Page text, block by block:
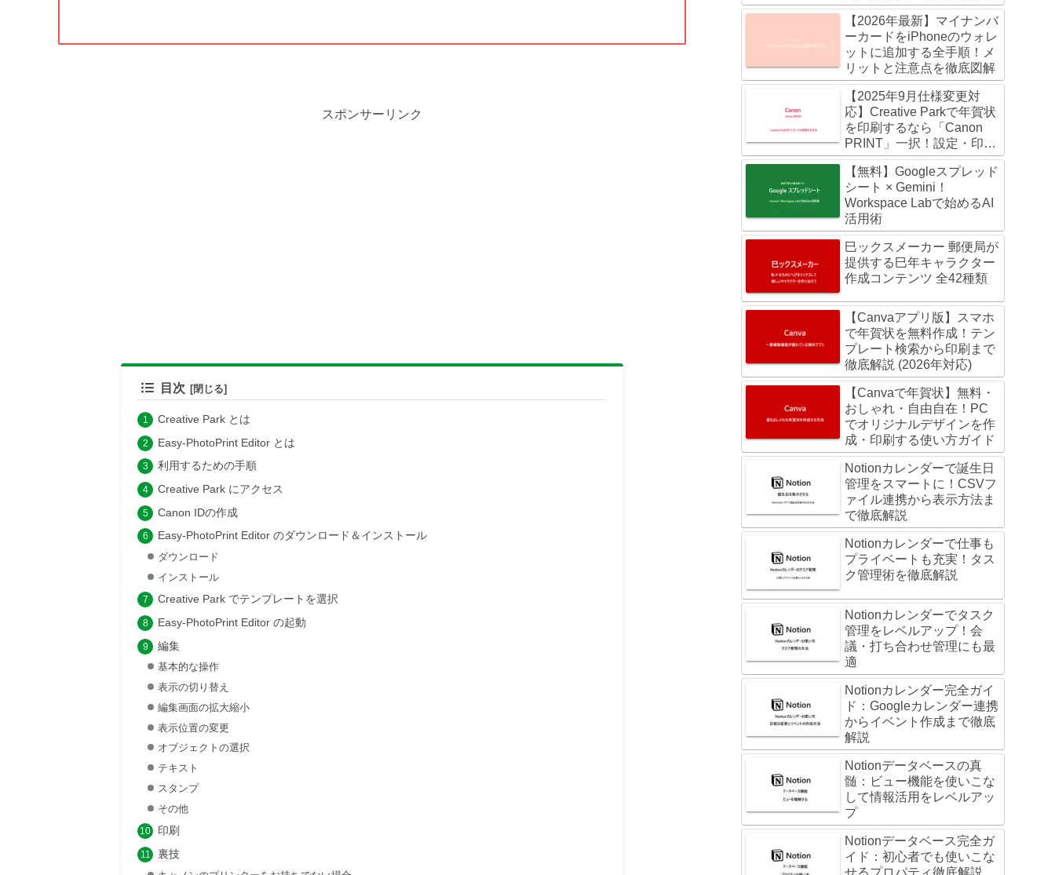
スポンサーリンク
目次
Creative Park とは
Easy-PhotoPrint Editor とは
利用するための手順
Creative Park にアクセス
Canon IDの作成
Easy-PhotoPrint Editor のダウンロード＆インストール
ダウンロード
インストール
Creative Park でテンプレートを選択
Easy-PhotoPrint Editor の起動
編集
基本的な操作
表示の切り替え
編集画面の拡大縮小
表示位置の変更
オブジェクトの選択
テキスト
スタンプ
その他
印刷
裏技
底解説
【2026年最新】マイナンバ
ーカードをiPhoneのウォレ
ットに追加する全手順！メ
リットと注意点を徹底図解
【2025年9月仕様変更対
応】Creative Parkで年賀状
を印刷するなら「Canon
PRINT」一択！設定・印刷
まで迷わない完全ガイド
【無料】Googleスプレッド
シート × Gemini！
Workspace Labで始めるAI
活用術
巳ックスメーカー 郵便局が
提供する巳年キャラクター
作成コンテンツ 全42種類
【Canvaアプリ版】スマホ
で年賀状を無料作成！テン
プレート検索から印刷まで
徹底解説 (2026年対応)
【Canvaで年賀状】無料・
おしゃれ・自由自在！PC
でオリジナルデザインを作
成・印刷する使い方ガイド
Notionカレンダーで誕生日
管理をスマートに！CSVフ
ァイル連携から表示方法ま
で徹底解説
Notionカレンダーで仕事も
プライベートも充実！タス
ク管理術を徹底解説
Notionカレンダーでタスク
管理をレベルアップ！会
議・打ち合わせ管理にも最
適
Notionカレンダー完全ガイ
ド：Googleカレンダー連携
からイベント作成まで徹底
解説
Notionデータベースの真
髄：ビュー機能を使いこな
して情報活用をレベルアッ
プ
Notionデータベース完全ガ
イド：初心者でも使いこな
せるプロパティ徹底解説